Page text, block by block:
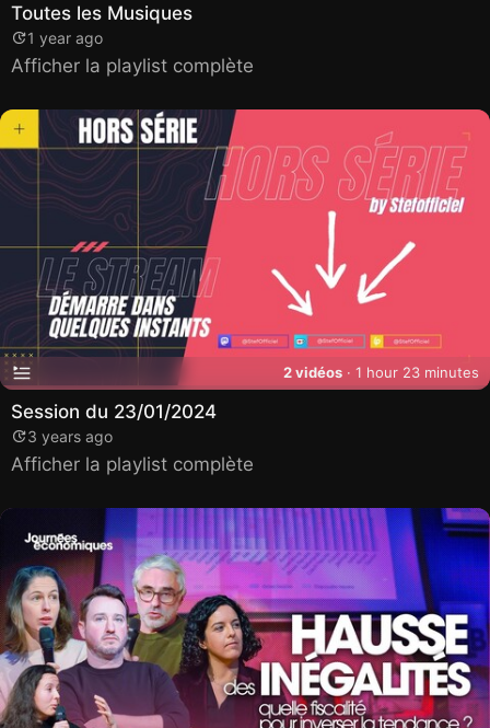
Toutes les Musiques
1 year ago
Afficher la playlist complète
2 vidéos · 1 hour 23 minutes
Session du 23/01/2024
3 years ago
Afficher la playlist complète